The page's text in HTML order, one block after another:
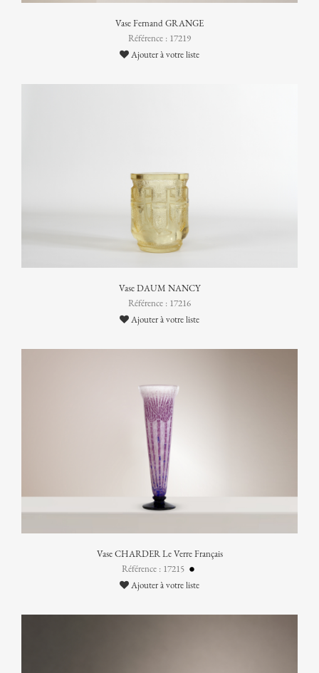
Vase Fernand GRANGE
Référence : 17219
Ajouter à votre liste
Vase DAUM NANCY
Référence : 17216
Ajouter à votre liste
Vase CHARDER Le Verre Français
Référence : 17215
Ajouter à votre liste